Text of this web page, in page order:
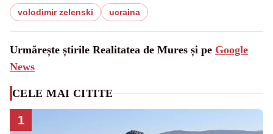
volodimir zelenski ucraina
Urmărește știrile Realitatea de Mures și pe Google
News
CELE MAI CITITE
1